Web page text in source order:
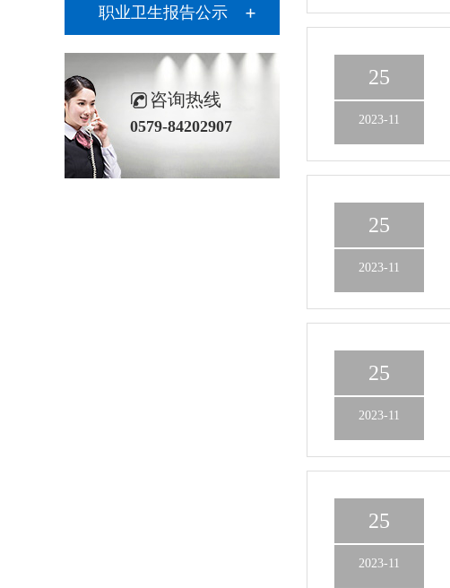
职业卫生报告公示
咨询热线
0579-84202907
25
2023-11
25
2023-11
25
2023-11
25
2023-11